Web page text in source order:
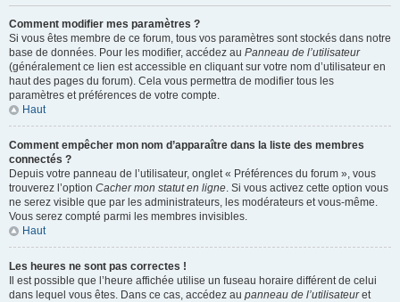
Comment modifier mes paramètres ?
Si vous êtes membre de ce forum, tous vos paramètres sont stockés dans notre
base de données. Pour les modifier, accédez au Panneau de l’utilisateur
(généralement ce lien est accessible en cliquant sur votre nom d’utilisateur en
haut des pages du forum). Cela vous permettra de modifier tous les
paramètres et préférences de votre compte.
Haut
Comment empêcher mon nom d’apparaître dans la liste des membres
connectés ?
Depuis votre panneau de l’utilisateur, onglet « Préférences du forum », vous
trouverez l’option Cacher mon statut en ligne. Si vous activez cette option vous
ne serez visible que par les administrateurs, les modérateurs et vous-même.
Vous serez compté parmi les membres invisibles.
Haut
Les heures ne sont pas correctes !
Il est possible que l’heure affichée utilise un fuseau horaire différent de celui
dans lequel vous êtes. Dans ce cas, accédez au panneau de l’utilisateuret